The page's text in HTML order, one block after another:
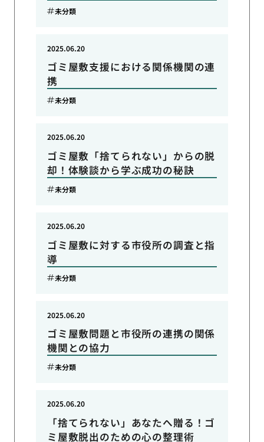
未分類
ゴミ屋敷支援における関係機関の連
携
2025.06.20
未分類
ゴミ屋敷「捨てられない」からの脱
却！体験談から学ぶ成功の秘訣
2025.06.20
未分類
ゴミ屋敷に対する市役所の調査と指
導
2025.06.20
未分類
ゴミ屋敷問題と市役所の連携の関係
機関との協力
2025.06.20
未分類
「捨てられない」あなたへ贈る！ゴ
ミ屋敷脱出のための心の整理術
2025.06.20